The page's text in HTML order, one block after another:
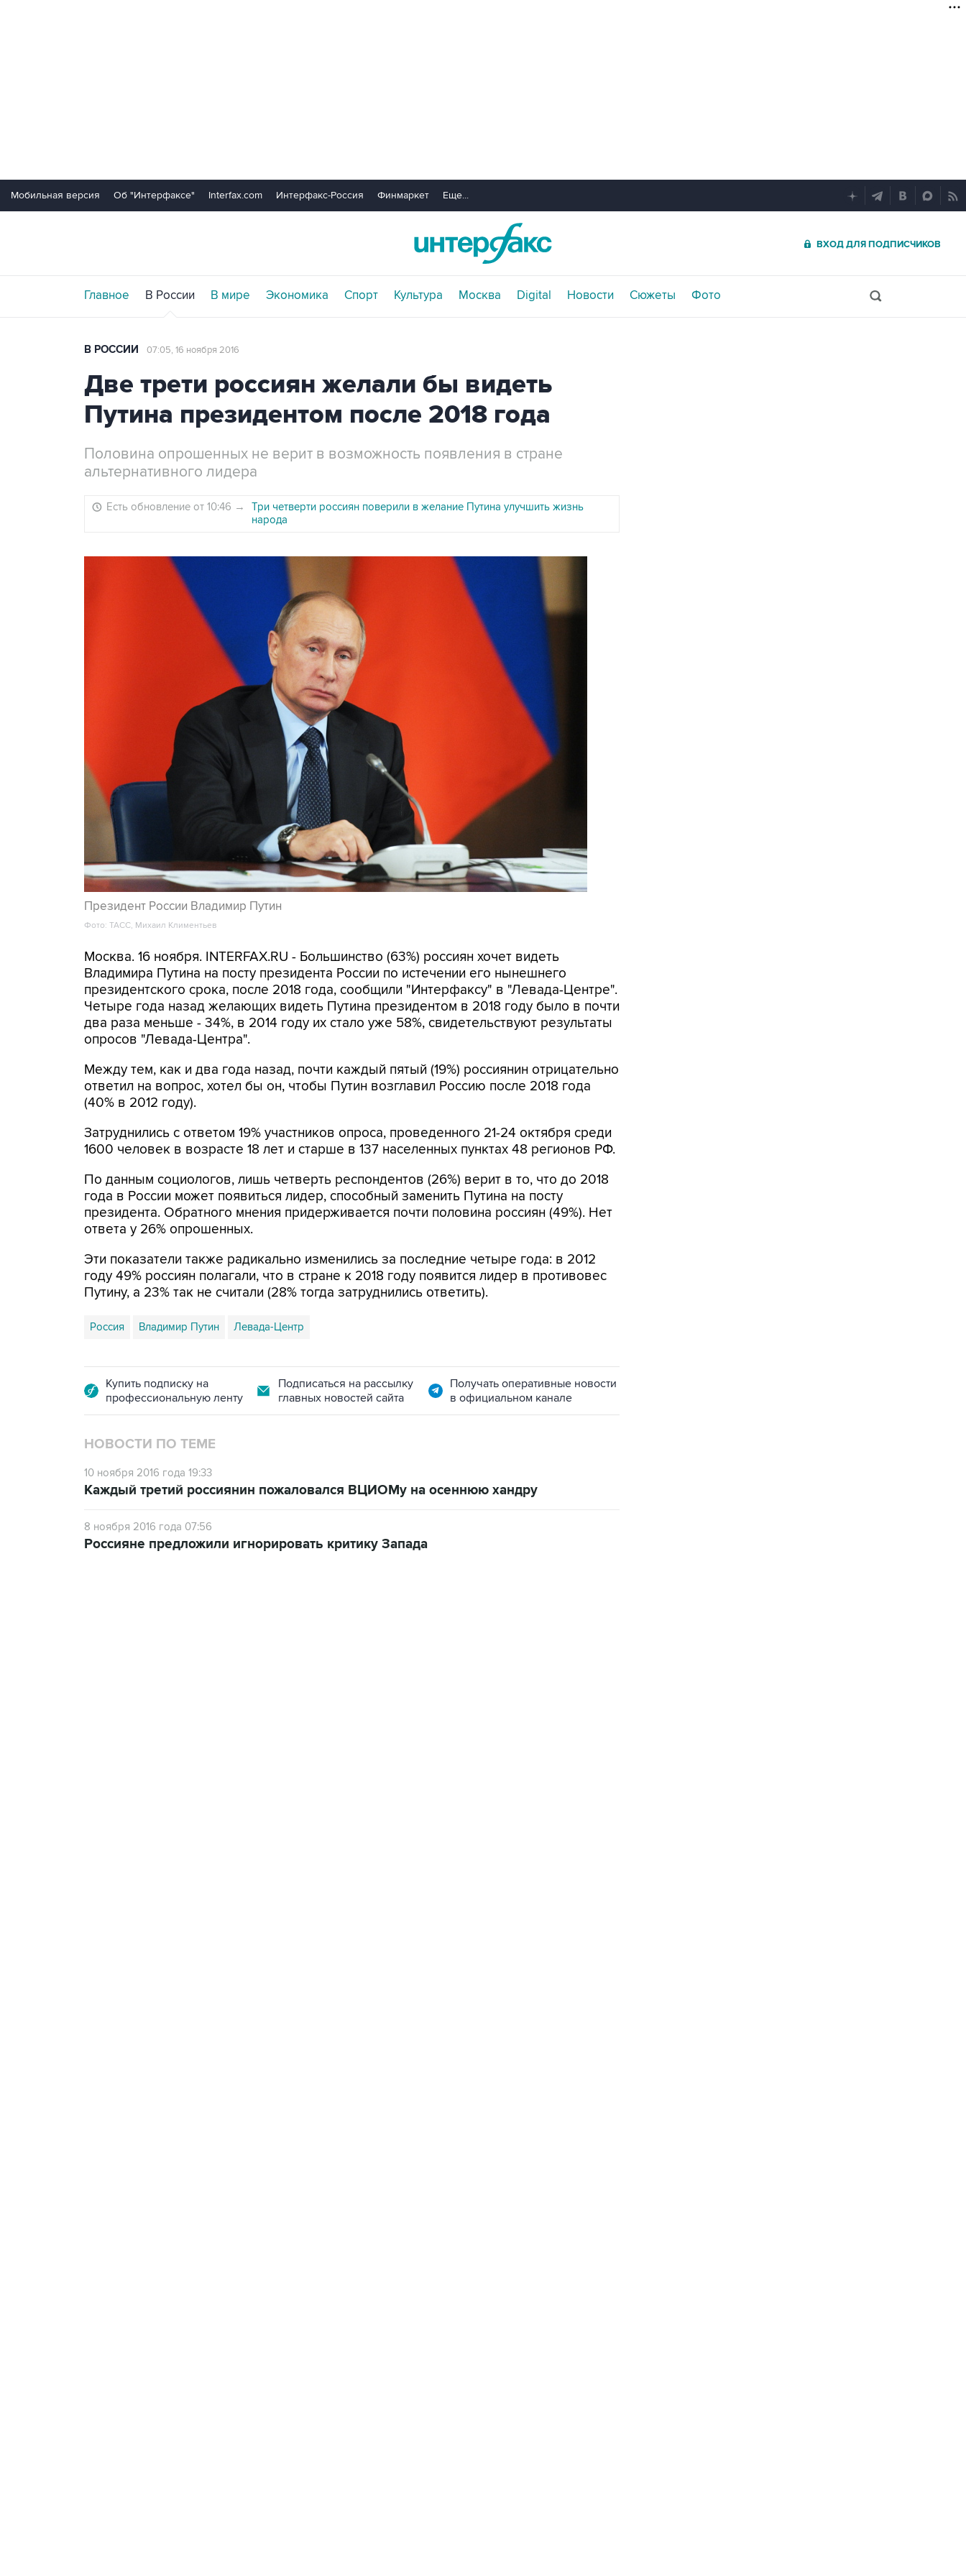
Мобильная версия Об "Интерфаксе" Interfax.com Интерфакс-Россия Финмаркет Еще...
ВХОД ДЛЯ ПОДПИСЧИКОВ
Главное В России В мире Экономика Спорт Культура Москва Digital Новости Сюжеты Фото
В РОССИИ 07:05, 16 ноября 2016
Две трети россиян желали бы видеть
Путина президентом после 2018 года
Половина опрошенных не верит в возможность появления в стране
альтернативного лидера
Есть обновление от 10:46 →
Три четверти россиян поверили в желание Путина улучшить жизнь
народа
Президент России Владимир Путин
Фото: ТАСС, Михаил Климентьев
Москва. 16 ноября. INTERFAX.RU - Большинство (63%) россиян хочет видеть
Владимира Путина на посту президента России по истечении его нынешнего
президентского срока, после 2018 года, сообщили "Интерфаксу" в "Левада-Центре".
Четыре года назад желающих видеть Путина президентом в 2018 году было в почти
два раза меньше - 34%, в 2014 году их стало уже 58%, свидетельствуют результаты
опросов "Левада-Центра".
Между тем, как и два года назад, почти каждый пятый (19%) россиянин отрицательно
ответил на вопрос, хотел бы он, чтобы Путин возглавил Россию после 2018 года
(40% в 2012 году).
Затруднились с ответом 19% участников опроса, проведенного 21-24 октября среди
1600 человек в возрасте 18 лет и старше в 137 населенных пунктах 48 регионов РФ.
По данным социологов, лишь четверть респондентов (26%) верит в то, что до 2018
года в России может появиться лидер, способный заменить Путина на посту
президента. Обратного мнения придерживается почти половина россиян (49%). Нет
ответа у 26% опрошенных.
Эти показатели также радикально изменились за последние четыре года: в 2012
году 49% россиян полагали, что в стране к 2018 году появится лидер в противовес
Путину, а 23% так не считали (28% тогда затруднились ответить).
Россия Владимир Путин Левада-Центр
Купить подписку на
профессиональную ленту
Подписаться на рассылку
главных новостей сайта
Получать оперативные новости
в официальном канале
НОВОСТИ ПО ТЕМЕ
10 ноября 2016 года 19:33
Каждый третий россиянин пожаловался ВЦИОМу на осеннюю хандру
8 ноября 2016 года 07:56
Россияне предложили игнорировать критику Запада